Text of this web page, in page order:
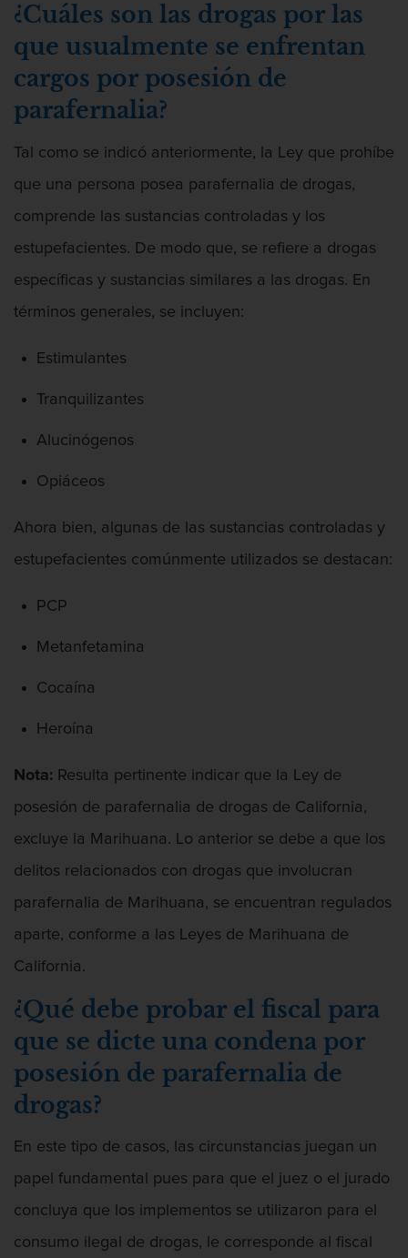
Hurto en tiendas
Hurto mayor de auto
Hurto Menor
Robo de Caja Fuerte
Robo o allanamiento de morada
Exposición indecente
Merodear Para Cometer Prostitución
Penetración Sexual Forzada
Delitos Violentos
Disuadir a un Testigo
Homicidio
Homicidio Voluntario
Intento de Asesinato
DUI
Conducción imprudente con presencia
de alcohol
Conducción Imprudente sin Presencia
de Alcohol
¿Cuáles son las drogas por las
que usualmente se enfrentan
cargos por posesión de
parafernalia?
Tal como se indicó anteriormente, la Ley que prohíbe
que una persona posea parafernalia de drogas,
comprende las sustancias controladas y los
estupefacientes. De modo que, se refiere a drogas
específicas y sustancias similares a las drogas. En
términos generales, se incluyen:
Estimulantes
Tranquilizantes
Alucinógenos
Opiáceos
Ahora bien, algunas de las sustancias controladas y
estupefacientes comúnmente utilizados se destacan:
PCP
Metanfetamina
Cocaína
Heroína
Nota: Resulta pertinente indicar que la Ley de
posesión de parafernalia de drogas de California,
excluye la Marihuana. Lo anterior se debe a que los
delitos relacionados con drogas que involucran
parafernalia de Marihuana, se encuentran regulados
aparte, conforme a las Leyes de Marihuana de
California.
¿Qué debe probar el fiscal para
que se dicte una condena por
posesión de parafernalia de
drogas?
En este tipo de casos, las circunstancias juegan un
papel fundamental pues para que el juez o el jurado
concluya que los implementos se utilizaron para el
consumo ilegal de drogas, le corresponde al fiscal